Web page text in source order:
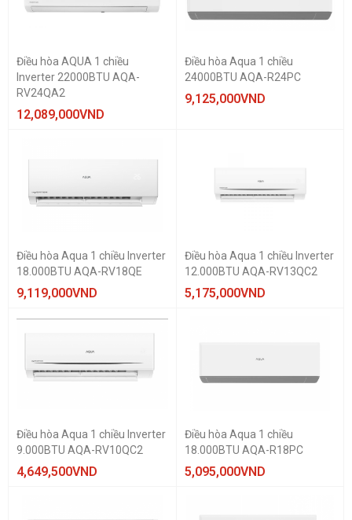
Điều hòa AQUA 1 chiều
Inverter 22000BTU AQA-
RV24QA2
12,089,000VND
Điều hòa Aqua 1 chiều
24000BTU AQA-R24PC
9,125,000VND
Điều hòa Aqua 1 chiều Inverter
18.000BTU AQA-RV18QE
9,119,000VND
Điều hòa Aqua 1 chiều Inverter
12.000BTU AQA-RV13QC2
5,175,000VND
Điều hòa Aqua 1 chiều Inverter
9.000BTU AQA-RV10QC2
4,649,500VND
Điều hòa Aqua 1 chiều
18.000BTU AQA-R18PC
5,095,000VND